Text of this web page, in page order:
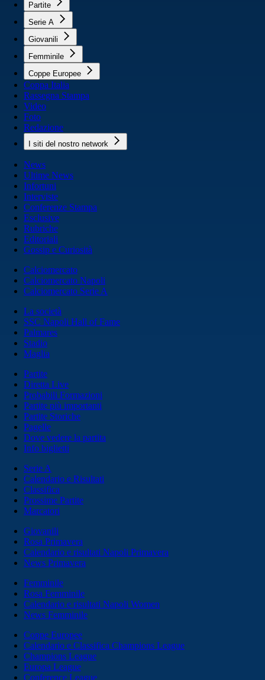
Partite
Serie A
Giovanili
Femminile
Coppe Europee
Coppa Italia
Rassegna Stampa
Video
Foto
Redazione
I siti del nostro network
News
Ultime News
Infortuni
Interviste
Conferenze Stampa
Esclusive
Rubriche
Editoriali
Gossip e Curiosità
Calciomercato
Calciomercato Napoli
Calciomercato Serie A
La società
SSC Napoli Hall of Fame
Palmares
Stadio
Maglia
Partite
Diretta Live
Probabili Formazioni
Partite più importanti
Partite Storiche
Pagelle
Dove vedere la partita
Info biglietti
Serie A
Calendario e Risultati
Classifica
Prossime Partite
Marcatori
Giovanili
Rosa Primavera
Calendario e risultati Napoli Primavera
News Primavera
Femminile
Rosa Femminile
Calendario e risultati Napoli Women
News Femminile
Coppe Europee
Calendario e Classifica Champions League
Champions League
Europa League
Conference League